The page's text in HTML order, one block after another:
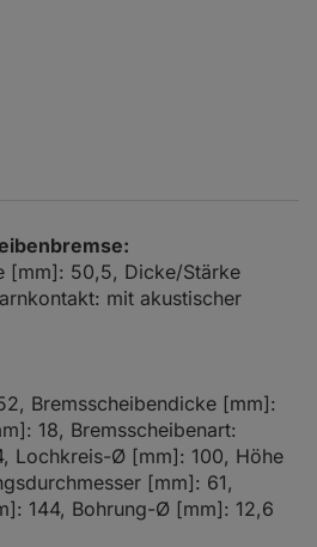
[mm]: 50,5, Dicke/Stärke
mit akustischer
Bremsscheibendicke [mm]:
18, Bremsscheibenart:
Lochkreis-Ø [mm]: 100, Höhe
[mm]: 61,
144, Bohrung-Ø [mm]: 12,6